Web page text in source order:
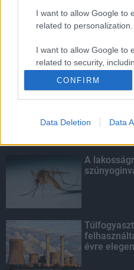
I want to allow Google to
related to personalization.
I want to allow Google to
related to security,
CONFIRM
Data Deletion Data
KIEMELT
Szakirányú
A
évre